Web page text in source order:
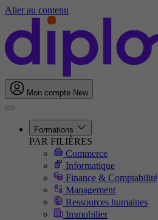
Aller au contenu
Mon compte New
Formations
PAR FILIÈRES
Commerce
Informatique
Finance & Comptabilité
Management
Ressources humaines
Immobilier